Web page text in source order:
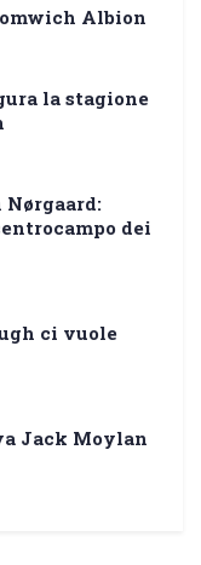
Albion
la stagione
dei
ci vuole
Jack Moylan